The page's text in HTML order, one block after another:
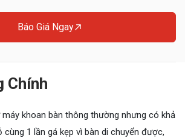
Báo Giá Ngay
Chính
khoan bàn thông thường nhưng có khả
cùng 1 lần gá kẹp vì bàn di chuyển được,